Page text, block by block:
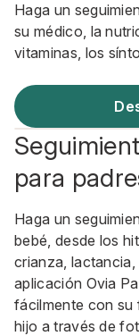
Haga un
su médico, la
vitaminas, los
para
Haga un
bebé, desde los
crianza,
aplicación Ovia
fácilmente con su
hijo a través de